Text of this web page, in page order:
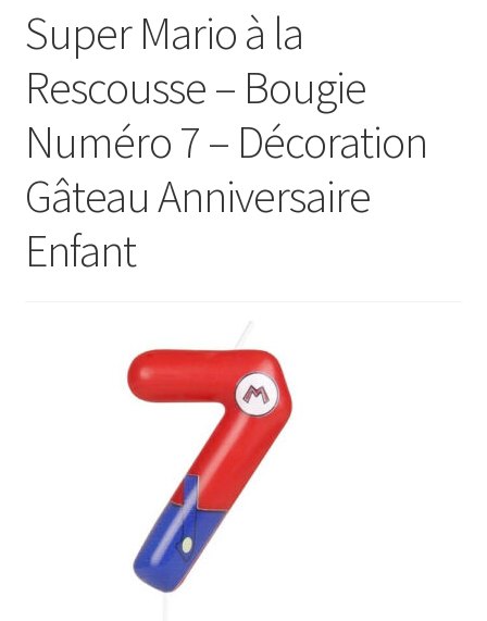
Commande
Mon compte
Page d’exemple
Panier
Super Mario à la
Rescousse – Bougie
Numéro 7 – Décoration
Gâteau Anniversaire
Enfant